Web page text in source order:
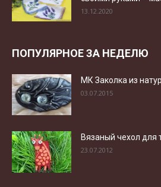
13.12.2020
ПОПУЛЯРНОЕ ЗА НЕДЕЛЮ
МК Заколка из
03.07.2015
Вязаный чехол
23.07.2012